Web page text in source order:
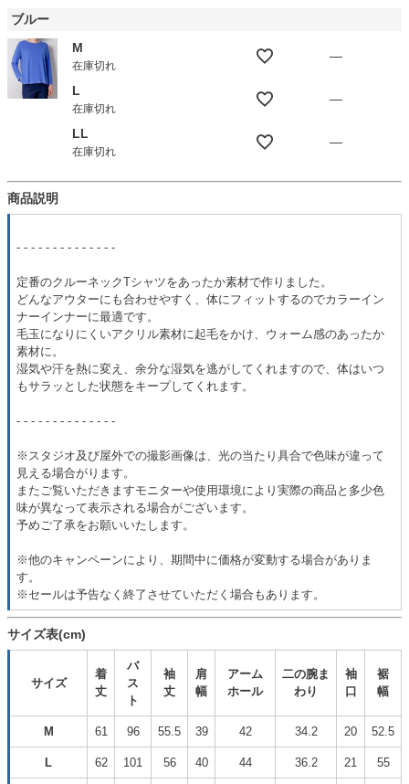
ブルー
M
在庫切れ
—
L
在庫切れ
—
LL
在庫切れ
—
商品説明
- - - - - - - - - - - - - -
定番のクルーネックTシャツをあったか素材で作りました。
どんなアウターにも合わせやすく、体にフィットするのでカラーイン
ナーインナーに最適です。
毛玉になりにくいアクリル素材に起毛をかけ、ウォーム感のあったか
素材に。
湿気や汗を熱に変え、余分な湿気を逃がしてくれますので、体はいつ
もサラッとした状態をキープしてくれます。
- - - - - - - - - - - - - -
※スタジオ及び屋外での撮影画像は、光の当たり具合で色味が違って
見える場合がります。
またご覧いただきますモニターや使用環境により実際の商品と多少色
味が異なって表示される場合がございます。
予めご了承をお願いいたします。
※他のキャンペーンにより、期間中に価格が変動する場合がありま
す。
※セールは予告なく終了させていただく場合もあります。
サイズ表(cm)
サイズ
着
丈
バ
ス
ト
袖
丈
肩
幅
アーム
ホール
二の腕ま
わり
袖
口
裾
幅
M 61 96 55.5 39 42 34.2 20 52.5
L 62 101 56 40 44 36.2 21 55